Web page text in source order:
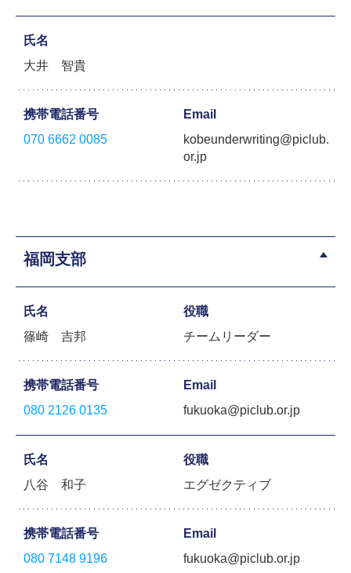
氏名
大井 智貴
携帯電話番号
070 6662 0085
Email
kobeunderwriting@piclub.
or.jp
福岡支部
氏名
篠崎 吉邦
役職
チームリーダー
携帯電話番号
080 2126 0135
Email
fukuoka@piclub.or.jp
氏名
八谷 和子
役職
エグゼクティブ
携帯電話番号
080 7148 9196
Email
fukuoka@piclub.or.jp